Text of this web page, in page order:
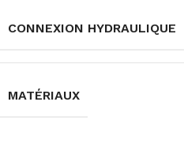
CONNEXION HYDRAULIQUE
MATÉRIAUX